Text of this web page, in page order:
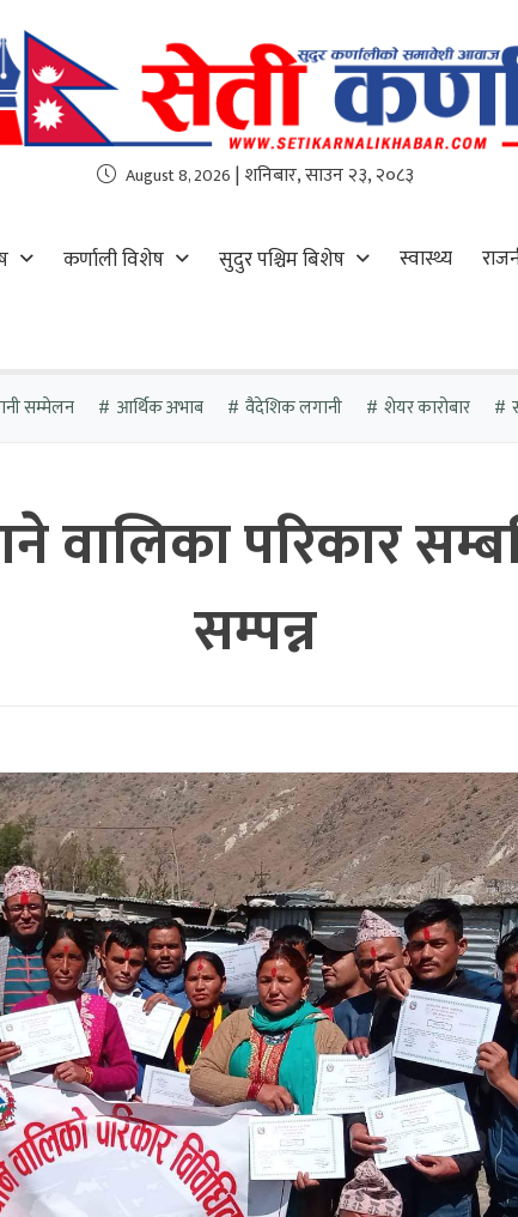
August 8, 2026 | शनिबार, साउन २३, २०८३
कर्णाली विशेष सुदुर पश्चिम बिशेष स्वास्थ्य
सम्मेलन आर्थिक अभाब वैदेशिक लगानी शेयर कारोबार
वालिका परिकार
सम्पन्न